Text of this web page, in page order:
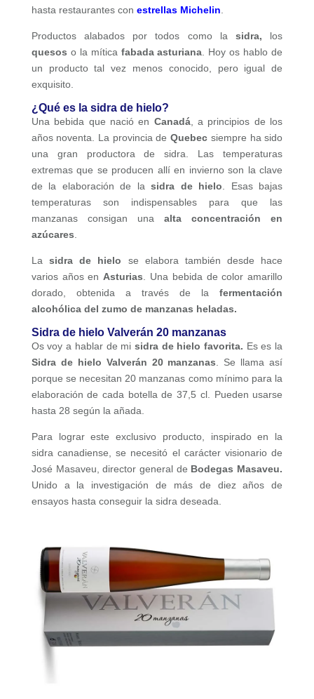
hasta restaurantes con estrellas Michelin
Productos alabados por todos como la sidra, los
quesos o la mítica fabada asturiana . Hoy os hablo de
un producto tal vez menos conocido, pero igual de
exquisito.
¿Qué es la sidra de hielo?
Una bebida que nació en Canadá, a principios de los
años noventa. La provincia deQuebec siempre ha sido
una gran productora de sidra. Las temperaturas
extremas que se producen allí en invierno son la clave
de la elaboración de lasidra de hielo . Esas bajas
temperaturas son indispensables para que las
manzanas consigan unaalta concentración en
azúcares
La sidra de hielo se elabora también desde hace
varios años en Asturias . Una bebida de color amarillo
dorado, obtenida a través de lafermentación
alcohólica del zumo de manzanas heladas.
Sidra de hielo Valverán 20 manzanas
Os voy a hablar de mi sidra de hielo favorita. Es es la
Sidra de hielo Valverán 20 manzanas . Se llama así
porque se necesitan 20 manzanas como mínimo para la
elaboración de cada botella de 37,5 cl. Pueden usarse
hasta 28 según la añada.
Para lograr este exclusivo producto, inspirado en la
sidra canadiense, se necesitó el carácter visionario de
José Masaveu, director general de Bodegas Masaveu.
Unido a la investigación de más de diez años de
ensayos hasta conseguir la sidra deseada.